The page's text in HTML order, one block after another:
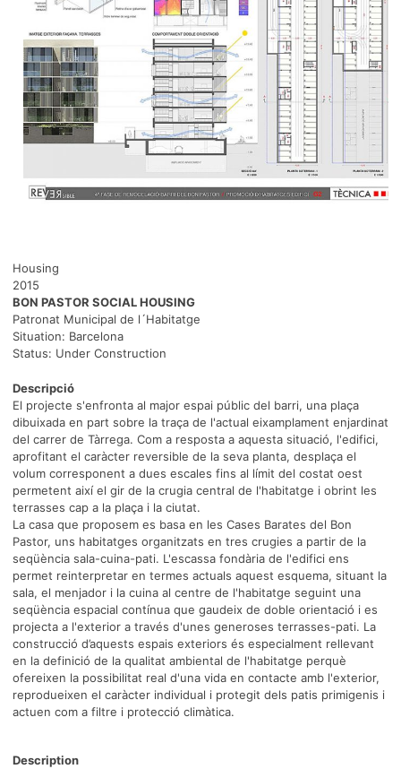
Housing
2015
BON PASTOR SOCIAL HOUSING
Patronat Municipal de l´Habitatge
Situation: Barcelona
Status: Under Construction
Descripció
El projecte s'enfronta al major espai públic del barri, una plaça
dibuixada en part sobre la traça de l'actual eixamplament enjardinat
del carrer de Tàrrega. Com a resposta a aquesta situació, l'edifici,
aprofitant el caràcter reversible de la seva planta, desplaça el
volum corresponent a dues escales fins al límit del costat oest
permetent així el gir de la crugia central de l'habitatge i obrint les
terrasses cap a la plaça i la ciutat.
La casa que proposem es basa en les Cases Barates del Bon
Pastor, uns habitatges organitzats en tres crugies a partir de la
seqüència sala-cuina-pati. L'escassa fondària de l'edifici ens
permet reinterpretar en termes actuals aquest esquema, situant la
sala, el menjador i la cuina al centre de l'habitatge seguint una
seqüència espacial contínua que gaudeix de doble orientació i es
projecta a l'exterior a través d'unes generoses terrasses-pati. La
construcció d’aquests espais exteriors és especialment rellevant
en la definició de la qualitat ambiental de l'habitatge perquè
ofereixen la possibilitat real d'una vida en contacte amb l'exterior,
reprodueixen el caràcter individual i protegit dels patis primigenis i
actuen com a filtre i protecció climàtica.
Description